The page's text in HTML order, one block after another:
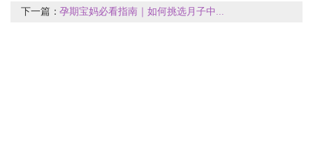
下一篇：孕期宝妈必看指南｜如何挑选月子中...